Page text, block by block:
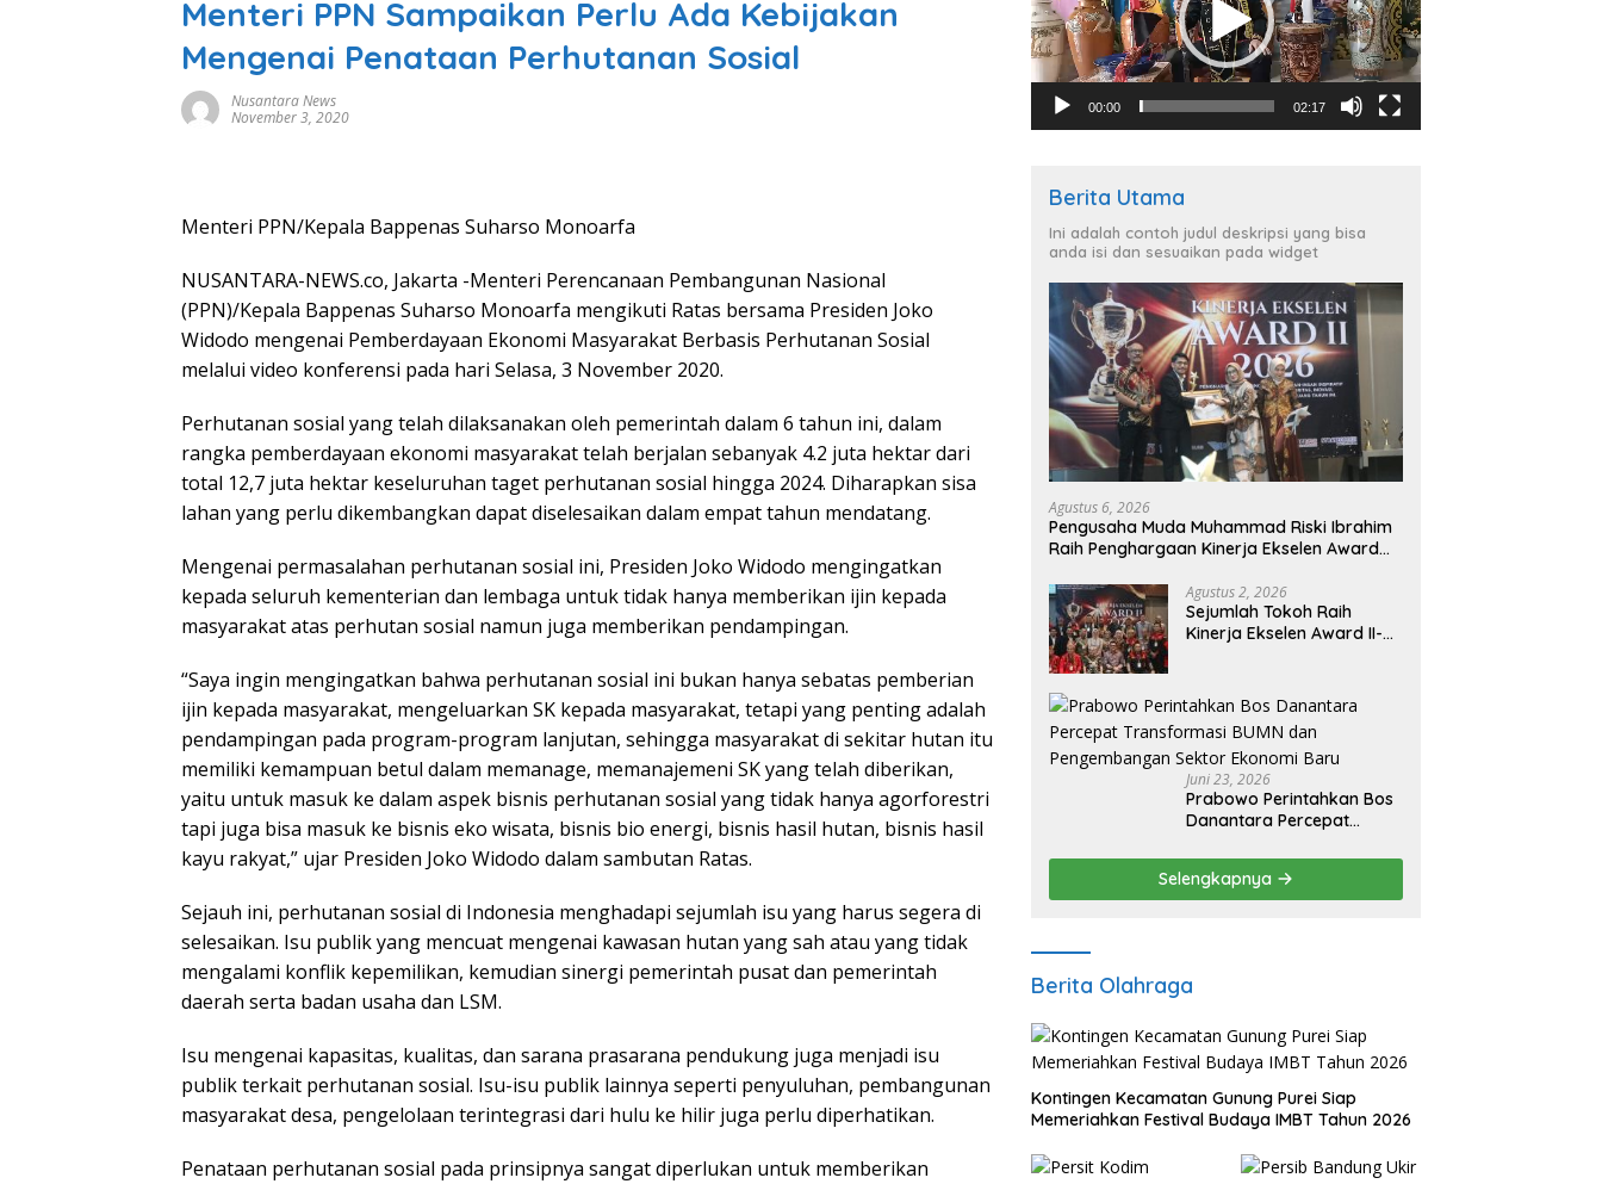
Menteri PPN Sampaikan Perlu Ada Kebijakan
Mengenai Penataan Perhutanan Sosial
Nusantara News
November 3, 2020
Menteri PPN/Kepala Bappenas Suharso Monoarfa
NUSANTARA-NEWS.co, Jakarta -Menteri Perencanaan Pembangunan Nasional
(PPN)/Kepala Bappenas Suharso Monoarfa mengikuti Ratas bersama Presiden Joko
Widodo mengenai Pemberdayaan Ekonomi Masyarakat Berbasis Perhutanan Sosial
melalui video konferensi pada hari Selasa, 3 November 2020.
Perhutanan sosial yang telah dilaksanakan oleh pemerintah dalam 6 tahun ini, dalam
rangka pemberdayaan ekonomi masyarakat telah berjalan sebanyak 4.2 juta hektar dari
total 12,7 juta hektar keseluruhan taget perhutanan sosial hingga 2024. Diharapkan sisa
lahan yang perlu dikembangkan dapat diselesaikan dalam empat tahun mendatang.
Mengenai permasalahan perhutanan sosial ini, Presiden Joko Widodo mengingatkan
kepada seluruh kementerian dan lembaga untuk tidak hanya memberikan ijin kepada
masyarakat atas perhutan sosial namun juga memberikan pendampingan.
“Saya ingin mengingatkan bahwa perhutanan sosial ini bukan hanya sebatas pemberian
ijin kepada masyarakat, mengeluarkan SK kepada masyarakat, tetapi yang penting adalah
pendampingan pada program-program lanjutan, sehingga masyarakat di sekitar hutan itu
memiliki kemampuan betul dalam memanage, memanajemeni SK yang telah diberikan,
yaitu untuk masuk ke dalam aspek bisnis perhutanan sosial yang tidak hanya agorforestri
tapi juga bisa masuk ke bisnis eko wisata, bisnis bio energi, bisnis hasil hutan, bisnis hasil
kayu rakyat,” ujar Presiden Joko Widodo dalam sambutan Ratas.
Sejauh ini, perhutanan sosial di Indonesia menghadapi sejumlah isu yang harus segera di
selesaikan. Isu publik yang mencuat mengenai kawasan hutan yang sah atau yang tidak
mengalami konflik kepemilikan, kemudian sinergi pemerintah pusat dan pemerintah
daerah serta badan usaha dan LSM.
Isu mengenai kapasitas, kualitas, dan sarana prasarana pendukung juga menjadi isu
publik terkait perhutanan sosial. Isu-isu publik lainnya seperti penyuluhan, pembangunan
masyarakat desa, pengelolaan terintegrasi dari hulu ke hilir juga perlu diperhatikan.
Penataan perhutanan sosial pada prinsipnya sangat diperlukan untuk memberikan
00:00 02:17
Berita Utama
Ini adalah contoh judul deskripsi yang bisa
anda isi dan sesuaikan pada widget
Agustus 6, 2026
Pengusaha Muda Muhammad Riski Ibrahim
Raih Penghargaan Kinerja Ekselen Award
Agustus 2, 2026
Sejumlah Tokoh Raih
Kinerja Ekselen Award II-
Juni 23, 2026
Prabowo Perintahkan Bos
Danantara Percepat
Pengembangan Sektor
Ekonomi Baru
Selengkapnya
Berita Olahraga
Kontingen Kecamatan Gunung Purei Siap
Memeriahkan Festival Budaya IMBT Tahun 2026